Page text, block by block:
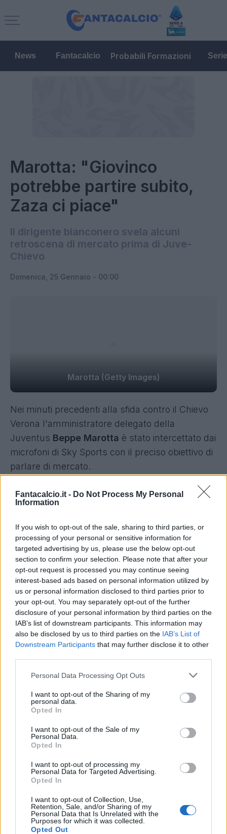
Fantacalcio.it - Do Not Process My Personal
Information
If you wish to opt-out of the sale, sharing to third parties, or
processing of your personal or sensitive information for
targeted advertising by us, please use the below opt-out
section to confirm your selection. Please note that after your
opt-out request is processed you may continue seeing
interest-based ads based on personal information utilized by
us or personal information disclosed to third parties prior to
your opt-out. You may separately opt-out of the further
disclosure of your personal information by third parties on the
IAB’s list of downstream participants. This information may
also be disclosed by us to third parties on the IAB’s List of
Downstream Participants that may further disclose it to other
Personal Data Processing Opt Outs
I want to opt-out of the Sharing of my
personal data.
Opted In
I want to opt-out of the Sale of my
Personal Data.
Opted In
I want to opt-out of processing my
Personal Data for Targeted Advertising.
Opted In
I want to opt-out of Collection, Use,
Retention, Sale, and/or Sharing of my
Personal Data that Is Unrelated with the
Purposes for which it was collected.
Opted Out
News Fantacalcio Probabili Formazioni
Marotta: "Giovinco
potrebbe partire subito,
Zaza ci piace"
Il dirigente bianconero svela alcuni
retroscena di mercato prima di Juve-
Chievo
Domenica, 25 Gennaio - 00:00
Marotta (Getty Images)
Nei minuti precedenti alla sfida contro il Chievo
Verona l'amministratore delegato della
Juventus Beppe Marotta è stato intercettato dai
microfoni di Sky Sports con il preciso obiettivo di
parlare di mercato.
La prima domanda, inevitabile, è stata quella sul
Sebastian se esiste la possibilità di concretizzare
il suo trasferimento in Canada già adesso".
Se la Formica Atomica dovesse trasferirsi oltre
oceano già nei prossimi giorni i bianconeri
avrebbero necessità di un sostituto, il nome più
tambureggiato è quello di Simone Zaza del
Sassuolo:"Zaza ci piace, è un ottimo giovane.
Tuttavia dobbiamo rispettare la volontà della
squadra che ne detiene il cartellino, ovvero il
l'oste in questo caso sono i neroverdi".
Altri nomi che sono stati recentemente accostati
Osvaldo.
Autore
Redazione Fantacalcio.it